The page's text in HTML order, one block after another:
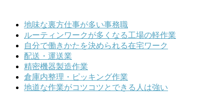
地味な裏方仕事が多い事務職
ルーティンワークが多くなる工場の軽作業
自分で働きかたを決められる在宅ワーク
配送・運送業
精密機器製造作業
倉庫内整理・ピッキング作業
地道な作業がコツコツとできる人は強い